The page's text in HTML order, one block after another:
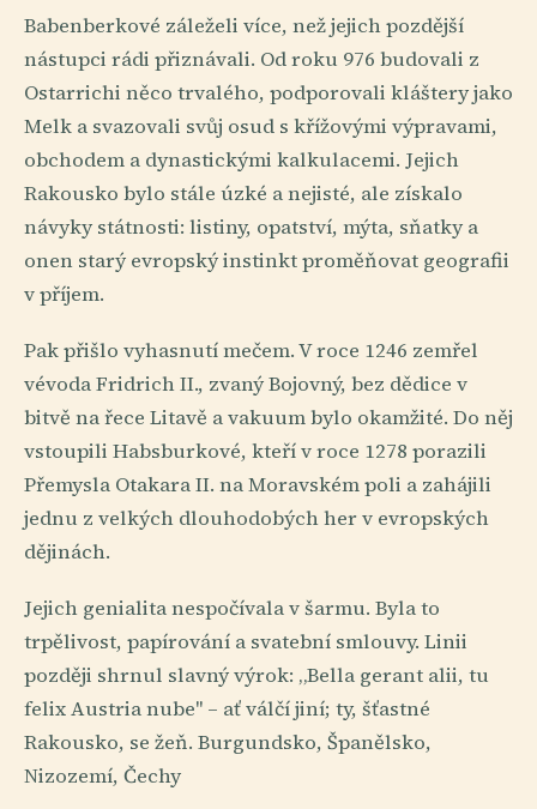
Babenberkové záleželi více, než jejich pozdější
nástupci rádi přiznávali. Od roku 976 budovali z
Ostarrichi něco trvalého, podporovali kláštery jako
Melk a svazovali svůj osud s křížovými výpravami,
obchodem a dynastickými kalkulacemi. Jejich
Rakousko bylo stále úzké a nejisté, ale získalo
návyky státnosti: listiny, opatství, mýta, sňatky a
onen starý evropský instinkt proměňovat geografii
v příjem.
Pak přišlo vyhasnutí mečem. V roce 1246 zemřel
vévoda Fridrich II., zvaný Bojovný, bez dědice v
bitvě na řece Litavě a vakuum bylo okamžité. Do něj
vstoupili Habsburkové, kteří v roce 1278 porazili
Přemysla Otakara II. na Moravském poli a zahájili
jednu z velkých dlouhodobých her v evropských
dějinách.
Jejich genialita nespočívala v šarmu. Byla to
trpělivost, papírování a svatební smlouvy. Linii
později shrnul slavný výrok: „Bella gerant alii, tu
felix Austria nube" – ať válčí jiní; ty, šťastné
Rakousko, se žeň. Burgundsko, Španělsko,
Nizozemí, Čechy